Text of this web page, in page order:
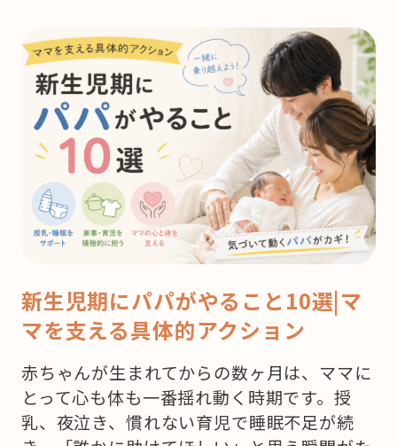
新生児期にパパがやること10選|マ
マを支える具体的アクション
赤ちゃんが生まれてからの数ヶ月は、ママに
とって心も体も一番揺れ動く時期です。授
乳、夜泣き、慣れない育児で睡眠不足が続